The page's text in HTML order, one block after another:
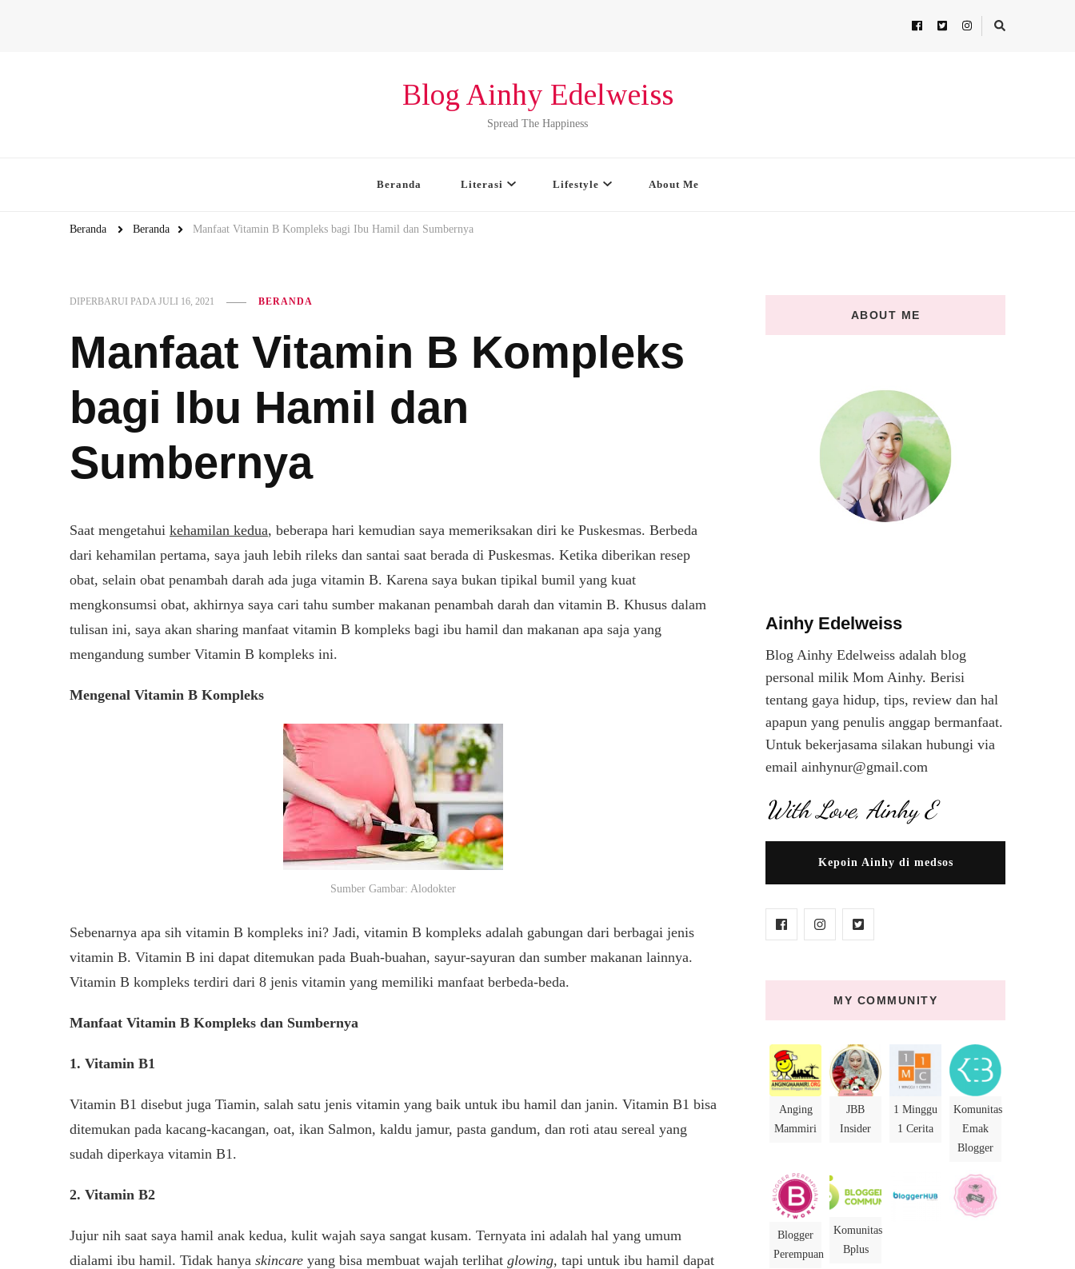
Blog Ainhy Edelweiss
Spread The Happiness
Beranda Literasi Lifestyle About Me
Beranda Beranda Manfaat Vitamin B Kompleks bagi Ibu Hamil dan Sumbernya
DIPERBARUI PADA JULI 16, 2021 BERANDA
Manfaat Vitamin B Kompleks
bagi Ibu Hamil dan
Sumbernya
Saat mengetahui kehamilan kedua, beberapa hari kemudian saya memeriksakan diri ke Puskesmas. Berbeda
dari kehamilan pertama, saya jauh lebih rileks dan santai saat berada di Puskesmas. Ketika diberikan resep
obat, selain obat penambah darah ada juga vitamin B. Karena saya bukan tipikal bumil yang kuat
mengkonsumsi obat, akhirnya saya cari tahu sumber makanan penambah darah dan vitamin B. Khusus dalam
tulisan ini, saya akan sharing manfaat vitamin B kompleks bagi ibu hamil dan makanan apa saja yang
mengandung sumber Vitamin B kompleks ini.
Mengenal Vitamin B Kompleks
Sumber Gambar: Alodokter
Sebenarnya apa sih vitamin B kompleks ini? Jadi, vitamin B kompleks adalah gabungan dari berbagai jenis
vitamin B. Vitamin B ini dapat ditemukan pada Buah-buahan, sayur-sayuran dan sumber makanan lainnya.
Vitamin B kompleks terdiri dari 8 jenis vitamin yang memiliki manfaat berbeda-beda.
Manfaat Vitamin B Kompleks dan Sumbernya
1. Vitamin B1
Vitamin B1 disebut juga Tiamin, salah satu jenis vitamin yang baik untuk ibu hamil dan janin. Vitamin B1 bisa
ditemukan pada kacang-kacangan, oat, ikan Salmon, kaldu jamur, pasta gandum, dan roti atau sereal yang
sudah diperkaya vitamin B1.
2. Vitamin B2
Jujur nih saat saya hamil anak kedua, kulit wajah saya sangat kusam. Ternyata ini adalah hal yang umum
dialami ibu hamil. Tidak hanya skincare yang bisa membuat wajah terlihat glowing, tapi untuk ibu hamil dapat
ABOUT ME
Ainhy Edelweiss
Blog Ainhy Edelweiss adalah blog
personal milik Mom Ainhy. Berisi
tentang gaya hidup, tips, review dan hal
apapun yang penulis anggap bermanfaat.
Untuk bekerjasama silakan hubungi via
email ainhynur@gmail.com
With Love, Ainhy E
Kepoin Ainhy di medsos
MY COMMUNITY
Anging
Mammiri
JBB
Insider
1 Minggu
1 Cerita
Komunitas
Emak
Blogger
Blogger
Perempuan
Komunitas
Bplus